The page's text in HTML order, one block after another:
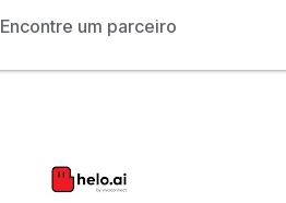
Encontre um parceiro